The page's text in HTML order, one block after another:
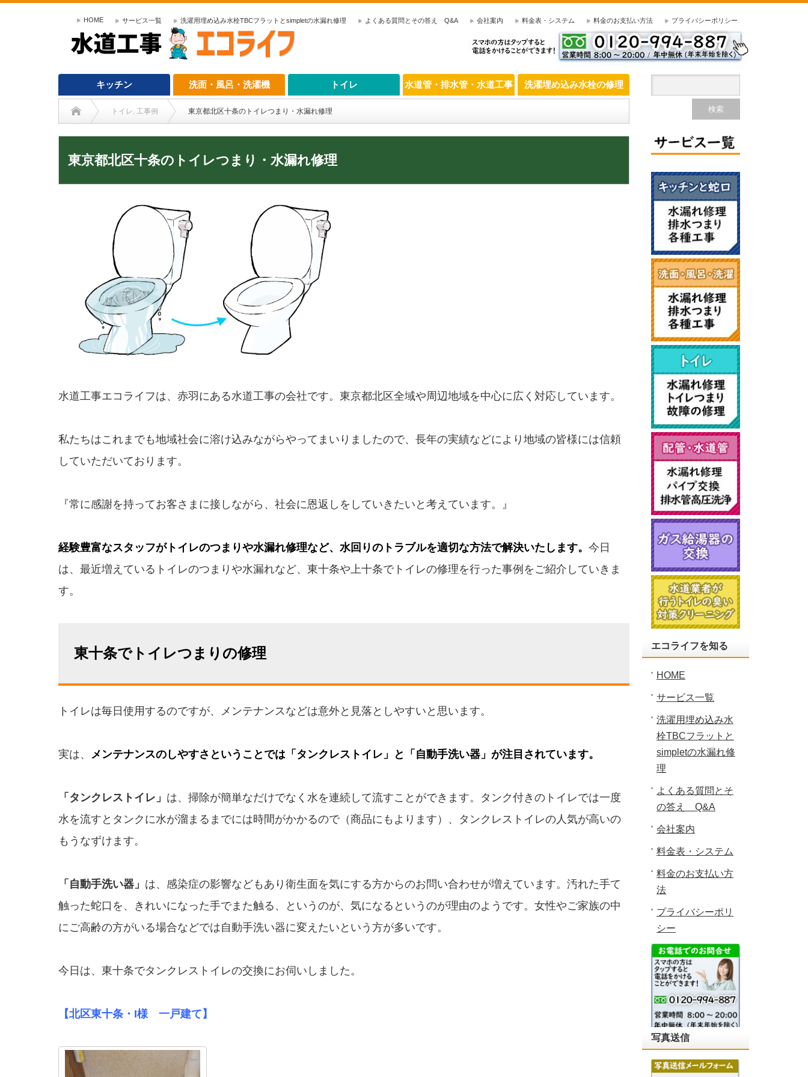
HOME サービス一覧 洗濯用埋め込み水栓TBCフラットとsimpletの水漏れ修理 よくある質問とその答え Q&A 会社案内 料金表・システム 料金のお支払い方法 プライバシーポリシー
キッチン 洗面・風呂・洗濯機 トイレ 水道管・排水管・水道工事 洗濯埋め込み水栓の修理
トイレ, 工事例 東京都北区十条のトイレつまり・水漏れ修理
東京都北区十条のトイレつまり・水漏れ修理
水道工事エコライフは、赤羽にある水道工事の会社です。東京都北区全域や周辺地域を中心に広く対応しています。
私たちはこれまでも地域社会に溶け込みながらやってまいりましたので、長年の実績などにより地域の皆様には信頼
していただいております。
『常に感謝を持ってお客さまに接しながら、社会に恩返しをしていきたいと考えています。』
経験豊富なスタッフがトイレのつまりや水漏れ修理など、水回りのトラブルを適切な方法で解決いたします。 今日
は、最近増えているトイレのつまりや水漏れなど、東十条や上十条でトイレの修理を行った事例をご紹介していきま
す。
東十条でトイレつまりの修理
トイレは毎日使用するのですが、メンテナンスなどは意外と見落としやすいと思います。
実は、 メンテナンスのしやすさということでは「タンクレストイレ」と「自動手洗い器」が注目されています。
「タンクレストイレ」 は、掃除が簡単なだけでなく水を連続して流すことができます。タンク付きのトイレでは一度
水を流すとタンクに水が溜まるまでには時間がかかるので（商品にもよります）、タンクレストイレの人気が高いの
もうなずけます。
「自動手洗い器」 は、感染症の影響などもあり衛生面を気にする方からのお問い合わせが増えています。汚れた手て
触った蛇口を、きれいになった手でまた触る、というのが、気になるというのが理由のようです。女性やご家族の中
にご高齢の方がいる場合などでは自動手洗い器に変えたいという方が多いです。
今日は、東十条でタンクレストイレの交換にお伺いしました。
【北区東十条・I様 一戸建て】
エコライフを知る
HOME
サービス一覧
洗濯用埋め込み水
栓TBCフラットと
simpletの水漏れ修
理
よくある質問とそ
の答え Q&A
会社案内
料金表・システム
料金のお支払い方
法
プライバシーポリ
シー
写真送信